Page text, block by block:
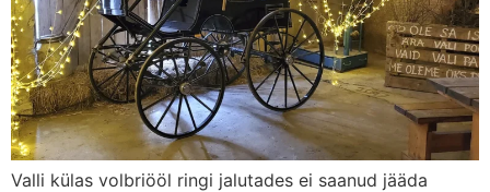
Valli külas volbriööl ringi jalutades ei saanud jääda